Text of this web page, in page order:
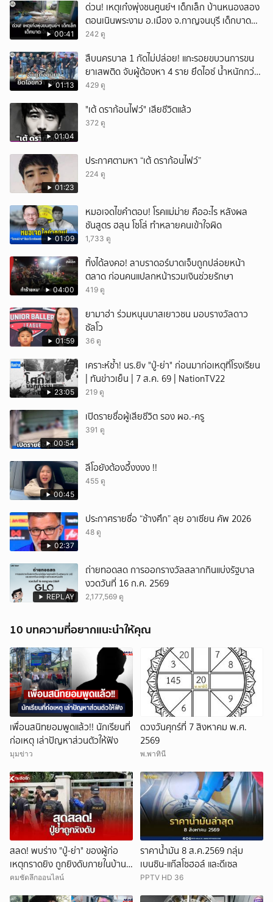
00:41
ด่วน! เหตุเก๋งพุ่งชนศูนย์ฯ เด็กเล็ก บ้านหนองสอง
ตอนเนินพระงาม อ.เมือง จ.กาญจนบุรี เด็กบาด
เจ็บ 13 ราย
242 ดู
01:13
สืบนครบาล 1 กัดไม่ปล่อย! แกะรอยขบวนการขน
ยาเสพติด จับผู้ต้องหา 4 ราย ยึดไอซ์ น้ำหนักกว่า
300 กก. ก่อนเข้ากลางกรุง
429 ดู
01:04
"เต้ ดราก้อนไฟว์" เสียชีวิตแล้ว
372 ดู
01:23
ประกาศตามหา “เต้ ดราก้อนไฟว์”
224 ดู
01:09
หมอเจดไขคำตอบ! โรคแม่ม่าย คืออะไร หลังผล
ชันสูตร ฮลุน โซโล่ ทำหลายคนเข้าใจผิด
1,733 ดู
04:00
ทิ้งได้ลงคอ! ลาบราดอร์บาดเจ็บถูกปล่อยหน้า
ตลาด ก่อนคนแปลกหน้ารวมเงินช่วยรักษา
419 ดู
01:59
ยามาฮ่า ร่วมหนุนบาสเยาวชน มอบรางวัลดาว
ซัลโว
36 ดู
23:05
เคราะห์ซ้ำ! นร.ยิv "ปู่-ย่า" ก่อนมาก่อเหตุที่โรงเรียน
| ทันข่าวเย็น | 7 ส.ค. 69 | NationTV22
219 ดู
00:54
เปิดรายชื่อผู้เสียชีวิต รอง ผอ.-ครู
391 ดู
00:45
ลีโอยังต้องอึ้งงงง !!
455 ดู
02:37
ประกาศรายชื่อ “ช้างศึก” ลุย อาเซียน คัพ 2026
48 ดู
REPLAY
ถ่ายทอดสด การออกรางวัลสลากกินแบ่งรัฐบาล
งวดวันที่ 16 ก.ค. 2569
2,177,569 ดู
10 บทความที่อยากแนะนำให้คุณ
เพื่อนสนิทยอมพูดแล้ว!! นักเรียนที่
ก่อเหตุ เล่าปัญหาส่วนตัวให้ฟัง
มุมข่าว
ดวงวันศุกร์ที่ 7 สิงหาคม พ.ศ.
2569
พ.พาทินี
สลด! พบร่าง "ปู่-ย่า" ของผู้ก่อ
เหตุกราดยิง ถูกยิงดับภายในบ้าน
พัก
คมชัดลึกออนไลน์
ราคาน้ำมัน 8 ส.ค.2569 กลุ่ม
เบนซิน-แก๊สโซฮอล์ และดีเซล
PPTV HD 36